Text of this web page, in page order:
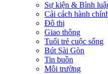
Sự kiện & Bình
Cải cách hành
Đô thị
Giao thông
Tuổi trẻ cuộc sống
Bút Sài Gòn
Tin buồn
Môi trường